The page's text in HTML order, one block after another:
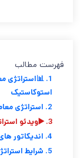
فهرست مطالب
1. 📊استراتژی
استوکاستیک
2. استراتژی معامله با اندیکاتور کراس استوکاستیک
3. ▶️ویدئو استراتژی معامله با اندیکاتور کراس استوکاستیک
4. اندیکاتور های استراتژی معامله با اندیکاتور کراس استوکاستیک
5. شرایط استراتژی کراس اندیکاتور استوکاستیک